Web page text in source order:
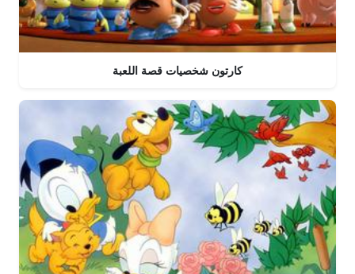
كارتون شخصيات قصة اللعبة